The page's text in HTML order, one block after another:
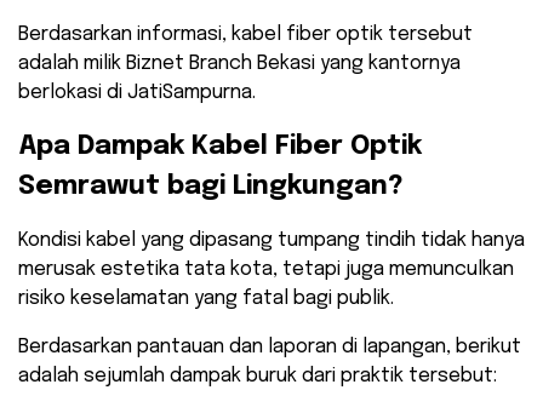
Berdasarkan informasi, kabel fiber optik tersebut
adalah milik Biznet Branch Bekasi yang kantornya
berlokasi di JatiSampurna.
​Apa Dampak Kabel Fiber Optik
Semrawut bagi Lingkungan?
​Kondisi kabel yang dipasang tumpang tindih tidak hanya
merusak estetika tata kota, tetapi juga memunculkan
risiko keselamatan yang fatal bagi publik.
Berdasarkan pantauan dan laporan di lapangan, berikut
adalah sejumlah dampak buruk dari praktik tersebut: